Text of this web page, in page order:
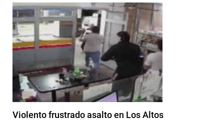
Violento frustrado asalto en Los Altos